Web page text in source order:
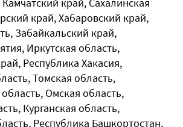
край, Сахалинская
край, Хабаровский край,
Забайкальский край,
Иркутская область,
Республика Хакасия,
Томская область,
Омская область,
Курганская область,
Республика Башкортостан,